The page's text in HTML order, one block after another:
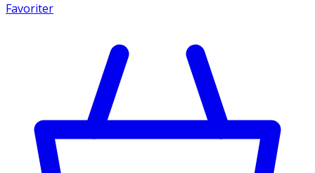
Favoriter